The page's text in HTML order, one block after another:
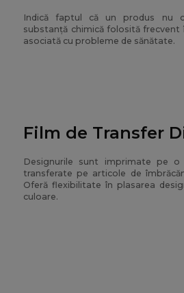
Indică faptul că un produs nu
substanță chimică folosită frecvent
asociată cu probleme de sănătate.
Film de Transfer
Designurile sunt imprimate pe
transferate pe articole de
Oferă flexibilitate în plasarea
culoare.